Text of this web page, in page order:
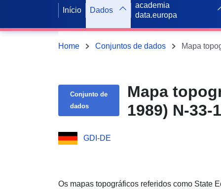
Início Dados
academia
data.europa
Home Conjuntos de dados
Conjunto de
dados
Mapa
1989) N-
GDI-DE
Os mapas topográficos referidos como State